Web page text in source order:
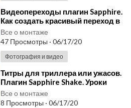
⁣Видеопереходы плагин Sapphire.
Как создать красивый переход в
Сони Вегас. Уроки Sony Vegas
Все о монтаже
47 Просмотры · 06/17/20
Фотография и видео
⁣Титры для триллера или ужасов.
Плагин Sapphire Shake. Уроки
видеомонтажа Sony Vegas
Все о монтаже
8 Просмотры · 06/17/20